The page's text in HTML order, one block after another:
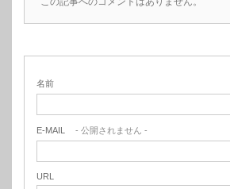
名前
E-MAIL - 公開されません -
URL